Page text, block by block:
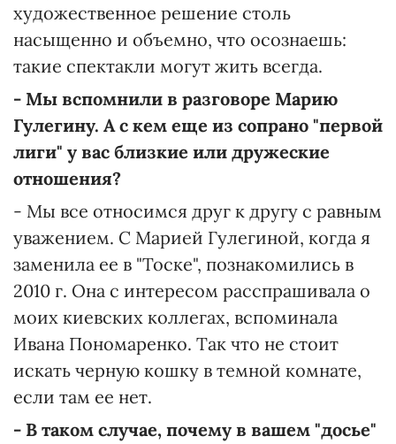
художественное решение столь
насыщенно и объемно, что осознаешь:
такие спектакли могут жить всегда.
- Мы вспомнили в разговоре Марию
Гулегину. А с кем еще из сопрано "первой
лиги" у вас близкие или дружеские
отношения?
- Мы все относимся друг к другу с равным
уважением. С Марией Гулегиной, когда я
заменила ее в "Тоске", познакомились в
2010 г. Она с интересом расспрашивала о
моих киевских коллегах, вспоминала
Ивана Пономаренко. Так что не стоит
искать черную кошку в темной комнате,
если там ее нет.
- В таком случае, почему в вашем "досье"